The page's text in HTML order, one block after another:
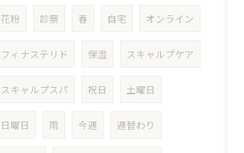
花粉 診察 春 自宅 オンライン
フィナステリド 保湿 スキャルプケア
スキャルプスパ 祝日 土曜日
日曜日 雨 今週 週替わり